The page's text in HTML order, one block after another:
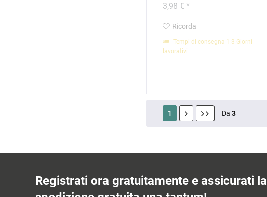
3,98 € *
Ricorda
Tempi di consegna 1-3 Giorni
lavorativi
1 Da 3
Registrati ora gratuitamente e assicurati la